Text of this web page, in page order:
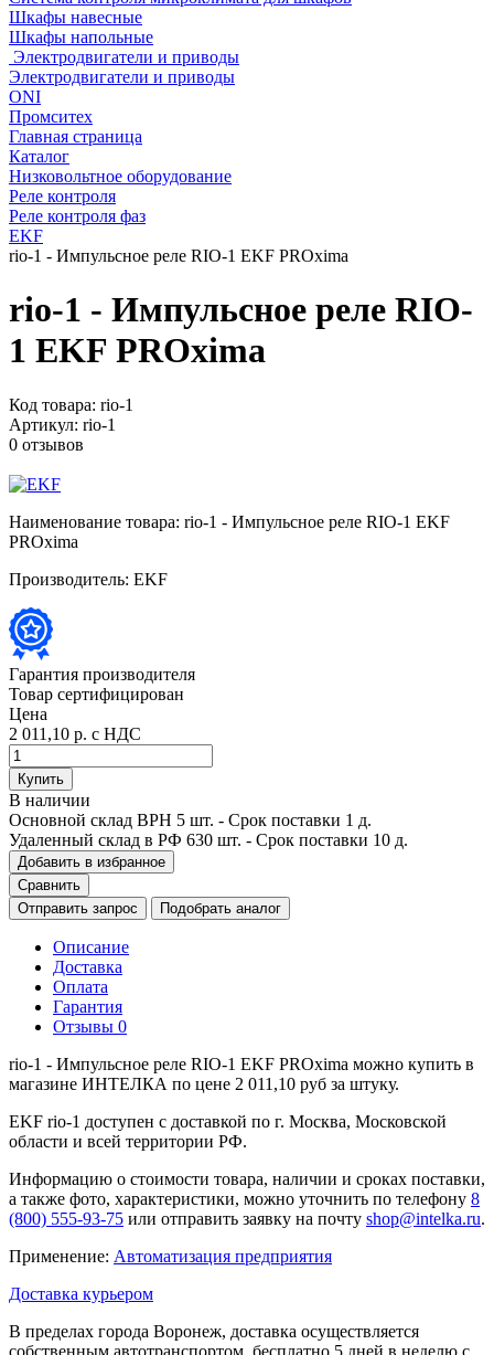
Шкафы навесные
Шкафы напольные
Электродвигатели и приводы
Электродвигатели и приводы
ONI
Промситех
Главная страница
Каталог
Низковольтное оборудование
Реле контроля
Реле контроля фаз
EKF
rio-1 - Импульсное реле RIO-1 EKF PROxima
rio-1 - Импульсное реле RIO-
1 EKF PROxima
Код товара: rio-1
Артикул: rio-1
0 отзывов
Наименование товара: rio-1 - Импульсное реле RIO-1 EKF
PROxima
Производитель: EKF
Гарантия производителя
Товар сертифицирован
Цена
2 011,10 р. с НДС
Купить
В наличии
Основной склад ВРН 5 шт. - Срок поставки 1 д.
Удаленный склад в РФ 630 шт. - Срок поставки 10 д.
Добавить в избранное
Сравнить
Отправить запрос
Подобрать аналог
Описание
Доставка
Оплата
Гарантия
Отзывы 0
rio-1 - Импульсное реле RIO-1 EKF PROxima можно купить в
магазине ИНТЕЛКА по цене 2 011,10 руб за штуку.
EKF rio-1 доступен с доставкой по г. Москва, Московской
области и всей территории РФ.
Информацию о стоимости товара, наличии и сроках поставки,
а также фото, характеристики, можно уточнить по телефону 8
(800) 555-93-75 или отправить заявку на почту shop@intelka.ru.
Применение: Автоматизация предприятия
Доставка курьером
В пределах города Воронеж, доставка осуществляется
собственным автотранспортом, бесплатно 5 дней в неделю с